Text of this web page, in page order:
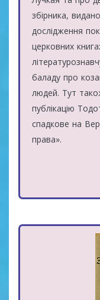
збірника,
дослідження
церковних
баладу про
людей. Тут
публікацію
спадкове на
права».